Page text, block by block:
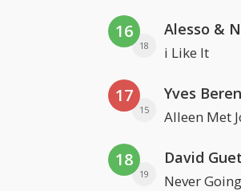
16
18
Alesso &
i Like It
17
15
Yves
Alleen Met
18
19 Never